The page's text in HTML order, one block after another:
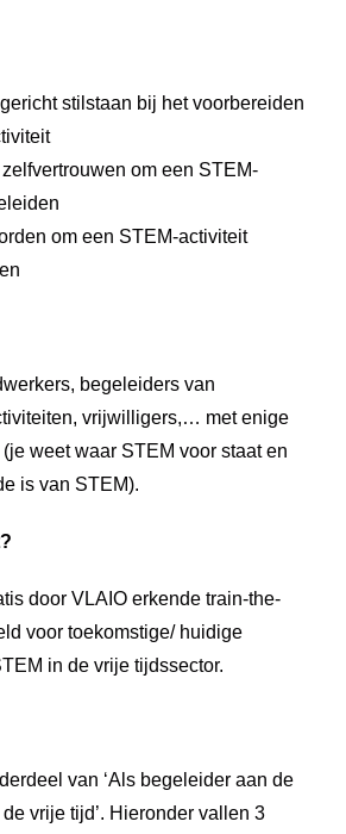
stilstaan bij het voorbereiden
om een STEM-
om een STEM-activiteit
begeleiders van
vrijwilligers,… met enige
weet waar STEM voor staat en
is van STEM).
door VLAIO erkende train-the-
voor toekomstige/ huidige
in de vrije tijdssector.
van ‘Als begeleider aan de
vrije tijd’. Hieronder vallen 3